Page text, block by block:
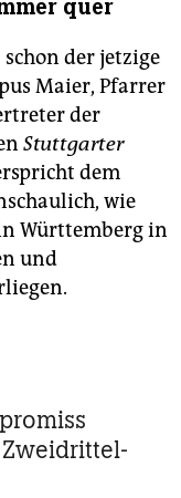
quer
der jetzige
Maier, Pfarrer
der
Stuttgarter
dem
wie
Württemberg in
und
Zweidrittel­